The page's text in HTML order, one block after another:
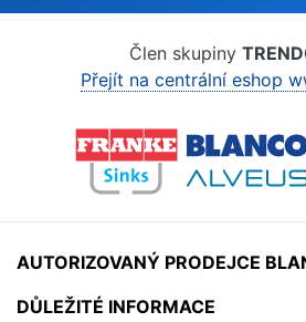
Člen skupiny
Přejít na centrální eshop
AUTORIZOVANÝ PRODEJCE
DŮLEŽITÉ INFORMACE